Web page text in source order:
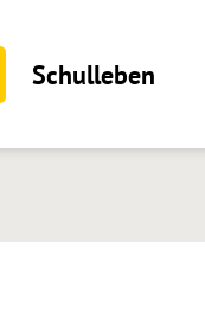
Schulleben